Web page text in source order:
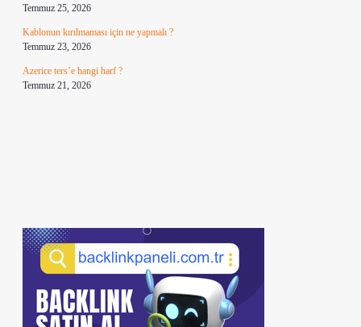
Temmuz 25, 2026
Kablonun kırılmaması için ne yapmalı ?
Temmuz 23, 2026
Azerice ters’e hangi harf ?
Temmuz 21, 2026